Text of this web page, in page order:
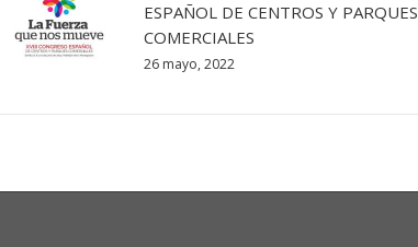
ESPAÑOL DE CENTROS Y PARQUES
COMERCIALES
26 mayo, 2022